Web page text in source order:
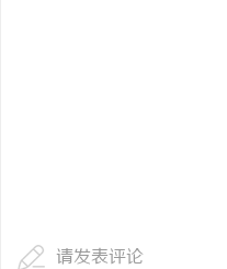
请发表评论